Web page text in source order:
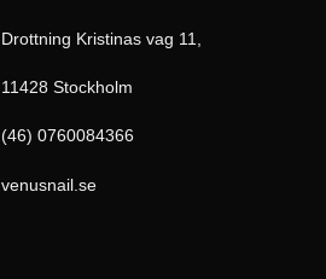
Drottning Kristinas vag 11,
11428 Stockholm
(46) 0760084366
venusnail.se